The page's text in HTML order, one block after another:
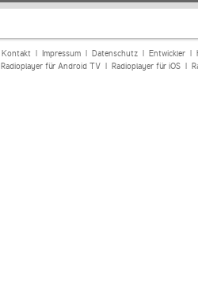
Kontakt| Impressum| Datenschutz| Entwickler|
Radioplayer für Android TV| Radioplayer für iOS|